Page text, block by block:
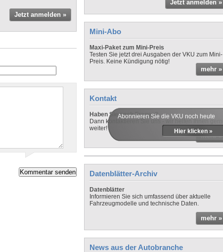
Jetzt anmelden »
Jetzt anmelden »
Mini-Abo
Maxi-Paket zum Mini-Preis
Testen Sie jetzt drei Ausgaben der VKU zum Mini-
Preis. Keine Kündigung nötig!
mehr »
Kontakt
Haben Sie noch Fragen?
Dann kontaktieren Sie uns - wir helfen Ihnen gerne
weiter!
mehr »
Abonnieren Sie die VKU noch heute
Hier klicken »
Datenblätter-Archiv
Datenblätter
Informieren Sie sich umfassend über aktuelle
Fahrzeugmodelle und technische Daten.
mehr »
News aus der Autobranche